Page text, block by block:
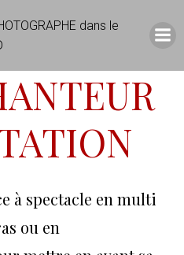
au
dans le
à spectacle en multi
ou en